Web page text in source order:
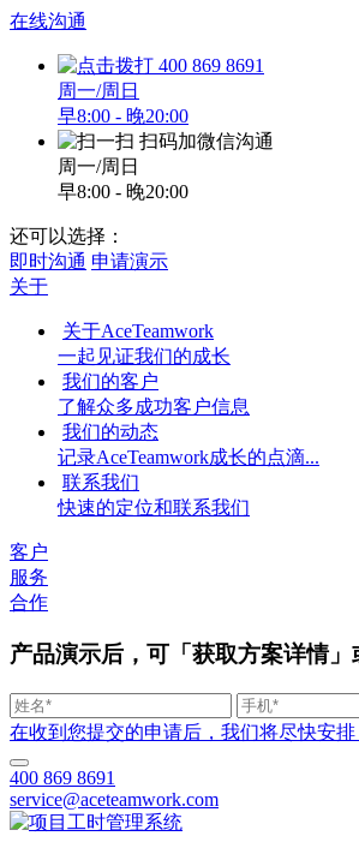
在线沟通
400 869 8691
周一/周日
早8:00 - 晚20:00
扫码加微信沟通
周一/周日
早8:00 - 晚20:00
还可以选择：
即时沟通 申请演示
关于
关于AceTeamwork
一起见证我们的成长
我们的客户
了解众多成功客户信息
我们的动态
记录AceTeamwork成长的点滴...
联系我们
快速的定位和联系我们
客户
服务
合作
产品演示后，可「获取方案详情」
在收到您提交的申请后，我们将尽快安
400 869 8691
service@aceteamwork.com